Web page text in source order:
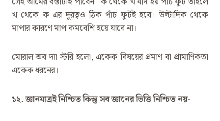
খ থেকে ক এর দূরত্বও ঠিক পাঁচ ফুটই হবে। উল্টাদিক থেকে
মাপার কারণে মাপ কমবেশি হয়ে যাবে না।
মোরাল অব দ্যা স্টরি হলো, একেক বিষয়ের প্রমাণ বা প্রামাণিকতা
একেক ধরনের।
১২. জ্ঞানমাত্রই নিশ্চিত কিন্তু সব জ্ঞানের ভিত্তি নিশ্চিত নয়-